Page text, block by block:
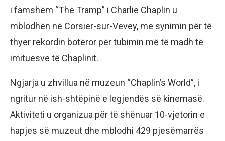
i famshëm “The Tramp” i Charlie Chaplin u
mblodhën në Corsier-sur-Vevey, me synimin për të
thyer rekordin botëror për tubimin më të madh të
imituesve të Chaplinit.
Ngjarja u zhvillua në muzeun “Chaplin’s World”, i
ngritur në ish-shtëpinë e legjendës së kinemasë.
Aktiviteti u organizua për të shënuar 10-vjetorin e
hapjes së muzeut dhe mblodhi 429 pjesëmarrës